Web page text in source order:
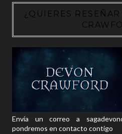
¿QUIERES
Envía un correo a
pondremos en contacto contigo